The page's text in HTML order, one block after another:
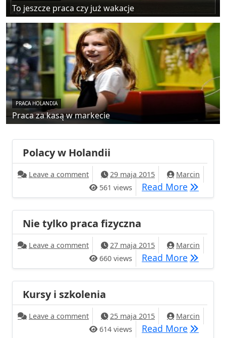
To jeszcze praca czy już wakacje
PRACA HOLANDIA
Praca za kasą w markecie
Polacy w Holandii
Leave a commenton Polacy w Holandii
29 maja 2015
Marcin
561 views
Read More Polacy
Nie tylko praca fizyczna
Leave a commenton Nie tylko praca fizyczna
27 maja 2015
Marcin
660 views
Read More Nie
Kursy i szkolenia
Leave a commenton Kursy i szkolenia
25 maja 2015
Marcin
614 views
Read More Kursy i